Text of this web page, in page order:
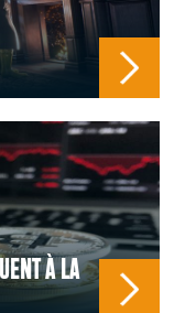
À LA